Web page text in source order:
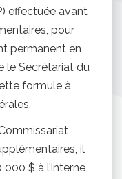
effectuée avant
pour
permanent en
le Secrétariat du
formule à
il
$ à l’interne